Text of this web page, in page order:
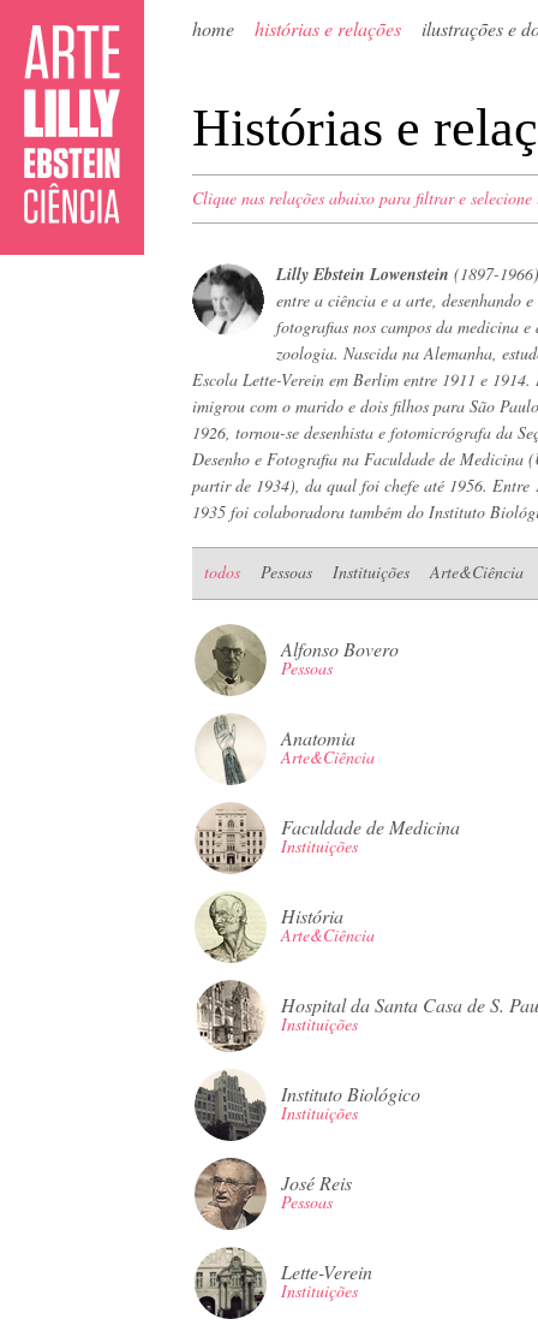
home histórias e relações ilustrações e
Histórias e
Clique nas relações abaixo para filtrar e
Lilly Ebstein Lowenstein (1897-
entre a ciência e a arte, desenhando
fotografias nos campos da medicina e
zoologia. Nascida na Alemanha,
Escola Lette-Verein em Berlim entre 1911 e 1914.
imigrou com o marido e dois filhos para São
1926, tornou-se desenhista e fotomicrógrafa da
Desenho e Fotografia na Faculdade de Medicina
partir de 1934), da qual foi chefe até 1956. Entre
1935 foi colaboradora também do Instituto
todos Pessoas Instituições Arte&Ciência
Alfonso Bovero
Pessoas
Anatomia
Arte&Ciência
Faculdade de Medicina
Instituições
História
Arte&Ciência
Hospital da Santa Casa de S.
Instituições
Instituto Biológico
Instituições
José Reis
Pessoas
Lette-Verein
Instituições